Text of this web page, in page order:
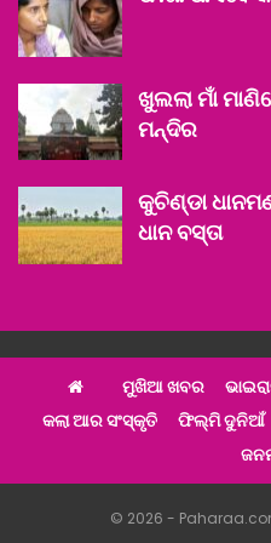
ଖୁଲଲା ମାଁ
ମନ୍ଦିର
କୁଚିଣ୍ଡା
ଧାନ ବସ୍ତା
ମୁଖିଆ ଖବର
କଲା ଆର ସଂସ୍କୃତି
ଫିଲ୍ମି ଦୁନିଆଁ
© 2026 -